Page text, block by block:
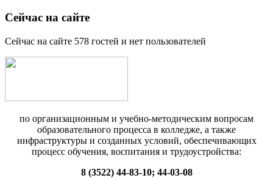
Сейчас на сайте
Сейчас на сайте 578 гостей и нет пользователей
по организационным и учебно-методическим вопросам
образовательного процесса в колледже, а также
инфраструктуры и созданных условий, обеспечивающих
процесс обучения, воспитания и трудоустройства:
8 (3522) 44-83-10; 44-03-08